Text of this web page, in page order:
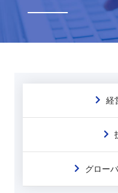
経
グロー